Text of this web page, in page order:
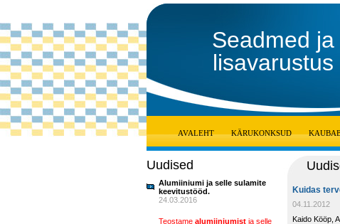
Seadmed ja
lisavarustus
AVALEHT KÄRUKONKSUD
Uudised
Alumiiniumi ja selle sulamite
keevitustööd.
24.03.2016
Teostame alumiiniumist ja selle
Kuidas
04.11.2012
Kaido Kööp,